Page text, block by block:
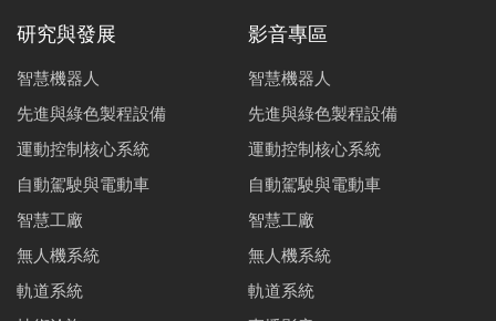
研究與發展
智慧機器人
先進與綠色製程設備
運動控制核心系統
自動駕駛與電動車
智慧工廠
無人機系統
軌道系統
影音專區
智慧機器人
先進與綠色製程設備
運動控制核心系統
自動駕駛與電動車
智慧工廠
無人機系統
軌道系統